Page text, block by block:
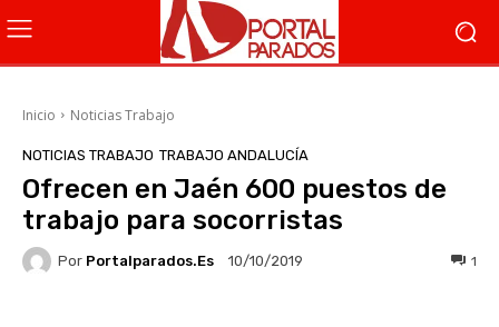
Inicio Noticias Trabajo
NOTICIAS TRABAJO TRABAJO ANDALUCÍA
Ofrecen en Jaén 600 puestos de
trabajo para socorristas
Por Portalparados.es 10/10/2019 1